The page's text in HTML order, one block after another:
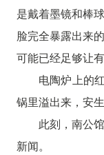
是戴着墨镜和棒
脸完全暴露出来
可能已经足够让
电陶炉上的
锅里溢出来，安
此刻，南公
新闻。